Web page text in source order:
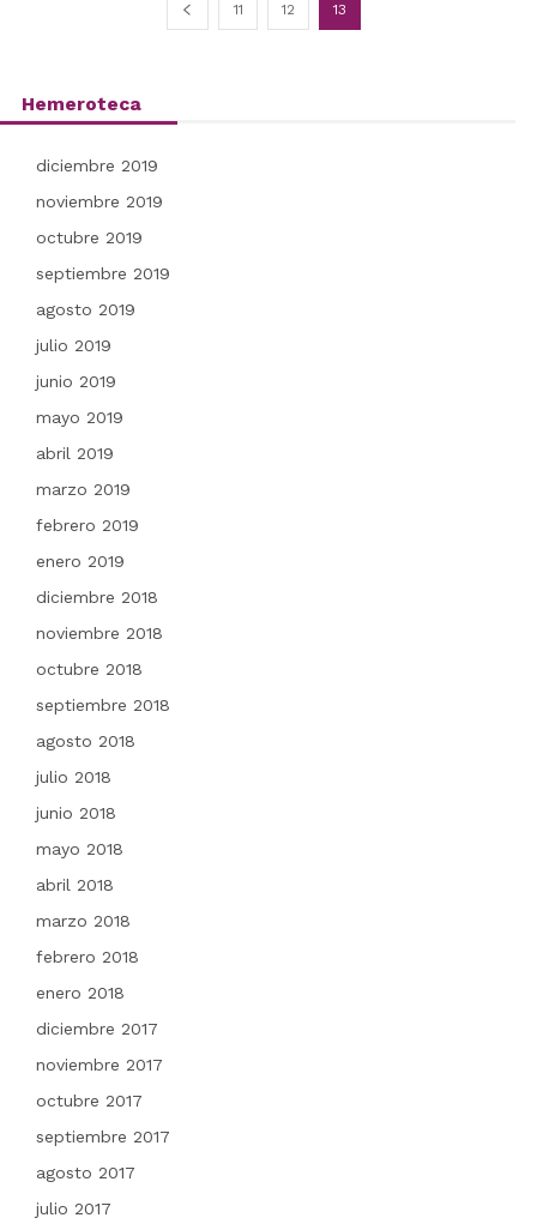
11 12 13
Hemeroteca
diciembre 2019
noviembre 2019
octubre 2019
septiembre 2019
agosto 2019
julio 2019
junio 2019
mayo 2019
abril 2019
marzo 2019
febrero 2019
enero 2019
diciembre 2018
noviembre 2018
octubre 2018
septiembre 2018
agosto 2018
julio 2018
junio 2018
mayo 2018
abril 2018
marzo 2018
febrero 2018
enero 2018
diciembre 2017
noviembre 2017
octubre 2017
septiembre 2017
agosto 2017
julio 2017